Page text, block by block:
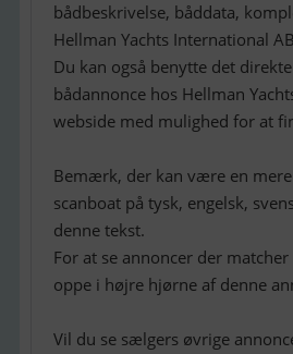
bådbeskrivelse, båddata,
Hellman Yachts International
Du kan også benytte det
bådannonce hos Hellman
webside med mulighed for at
Bemærk, der kan være en
scanboat på tysk, engelsk,
denne tekst.
For at se annoncer der
oppe i højre hjørne af denne
Vil du se sælgers øvrige